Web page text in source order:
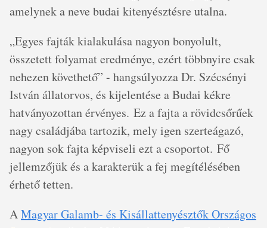
amelynek a neve budai kitenyésztésre utalna.
„Egyes fajták kialakulása nagyon bonyolult,
összetett folyamat eredménye, ezért többnyire csak
nehezen követhető” - hangsúlyozza Dr. Szécsényi
István állatorvos, és kijelentése a Budai kékre
hatványozottan érvényes. Ez a fajta a rövidcsőrűek
nagy családjába tartozik, mely igen szerteágazó,
nagyon sok fajta képviseli ezt a csoportot. Fő
jellemzőjük és a karakterük a fej megítélésében
érhető tetten.
AMagyar Galamb- és Kisállattenyésztők Országos